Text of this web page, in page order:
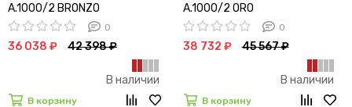
A.1000/2 BRONZO
0
36 038 ₽ 42 398 ₽
В наличии
В корзину
A.1000/2 ORO
0
38 732 ₽ 45 567 ₽
В наличии
В корзину